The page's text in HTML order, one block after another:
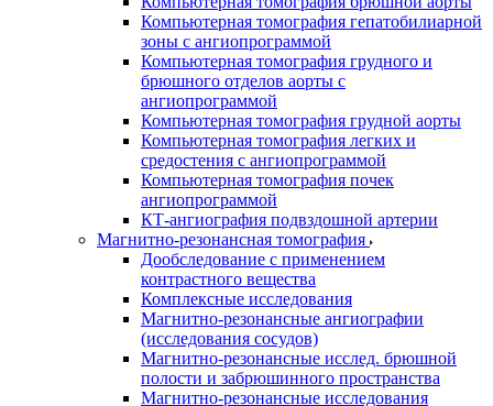
Компьютерная томография гепатобилиарной
зоны с ангиопрограммой
Компьютерная томография грудного и
брюшного отделов аорты с
ангиопрограммой
Компьютерная томография грудной аорты
Компьютерная томография легких и
средостения с ангиопрограммой
Компьютерная томография почек
ангиопрограммой
КТ-ангиография подвздошной артерии
Магнитно-резонансная томография
Дообследование с применением
контрастного вещества
Комплексные исследования
Магнитно-резонансные ангиографии
(исследования сосудов)
Магнитно-резонансные исслед. брюшной
полости и забрюшинного пространства
Магнитно-резонансные исследования